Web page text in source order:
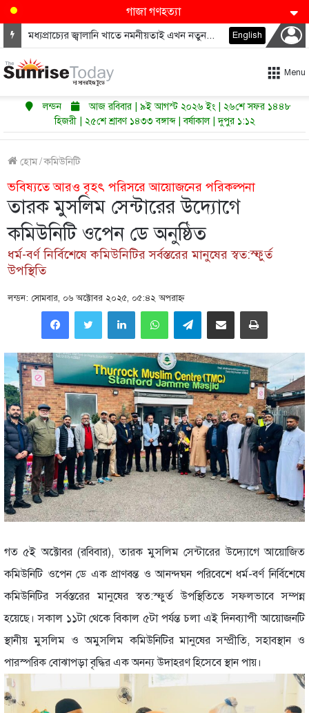
গাজা গণহত্যা
মধ্যপ্রাচ্যের জ্বালানি খাতে নমনীয়তাই এখন নতুন শক্তি English
Menu
লন্ডন
আজ রবিবার | ৯ই আগস্ট ২০২৬ ইং | ২৬শে সফর ১৪৪৮
হিজরী | ২৫শে শ্রাবণ ১৪৩৩ বঙ্গাব্দ | বর্ষাকাল | দুপুর ১:১২
হোম/কমিউনিটি
ভবিষ্যতে আরও বৃহৎ পরিসরে আয়োজনের পরিকল্পনা
তারক মুসলিম সেন্টারের উদ্যোগে
কমিউনিটি ওপেন ডে অনুষ্ঠিত
ধর্ম-বর্ণ নির্বিশেষে কমিউনিটির সর্বস্তরের মানুষের স্বত:স্ফুর্ত
উপস্থিতি
লন্ডন: সোমবার, ০৬ অক্টোবর ২০২৫, ০৫:৪২ অপরাহ্ণ
LinkedInWhatsAppTelegramShare via Email Print
গত ৫ই অক্টোবর (রবিবার), তারক মুসলিম সেন্টারের উদ্যোগে আয়োজিত
কমিউনিটি ওপেন ডে এক প্রাণবন্ত ও আনন্দঘন পরিবেশে ধর্ম-বর্ণ নির্বিশেষে
কমিউনিটির সর্বস্তরের মানুষের স্বত:স্ফুর্ত উপস্থিতিতে সফলভাবে সম্পন্ন
হয়েছে। সকাল ১১টা থেকে বিকাল ৫টা পর্যন্ত চলা এই দিনব্যাপী আয়োজনটি
স্থানীয় মুসলিম ও অমুসলিম কমিউনিটির মানুষের সম্প্রীতি, সহাবস্থান ও
পারস্পরিক বোঝাপড়া বৃদ্ধির এক অনন্য উদাহরণ হিসেবে স্থান পায়।